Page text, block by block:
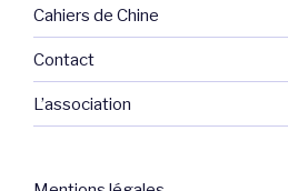
Cahiers de Chine
Contact
L’association